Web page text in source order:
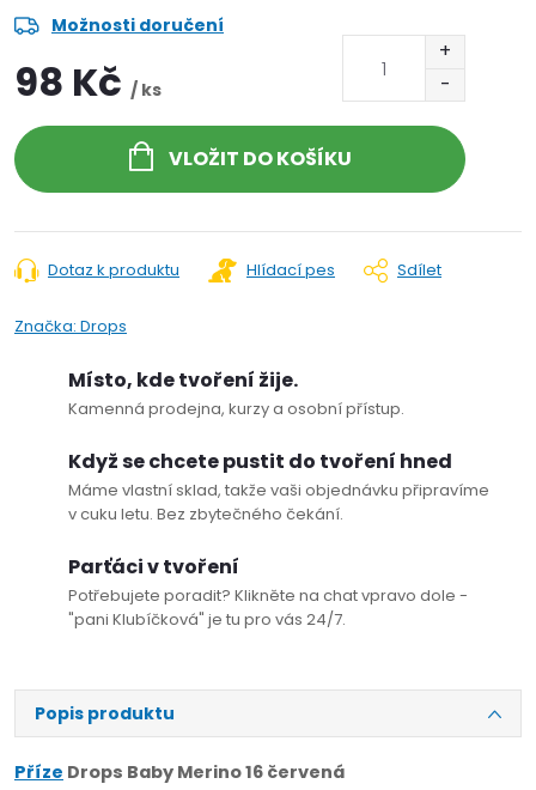
Možnosti doručení
98 Kč / ks
VLOŽIT DO KOŠÍKU
Dotaz k produktu Hlídací pes Sdílet
Značka: Drops
Místo, kde tvoření žije.
Kamenná prodejna, kurzy a osobní přístup.
Když se chcete pustit do tvoření hned
Máme vlastní sklad, takže vaši objednávku připravíme
v cuku letu. Bez zbytečného čekání.
Parťáci v tvoření
Potřebujete poradit? Klikněte na chat vpravo dole -
"pani Klubíčková" je tu pro vás 24/7.
Popis produktu
Příze Drops Baby Merino 16 červená